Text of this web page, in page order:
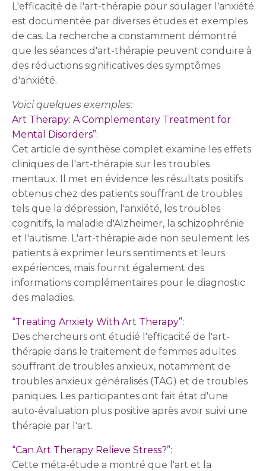
L'efficacité de l'art-thérapie pour soulager l'anxiété
est documentée par diverses études et exemples
de cas. La recherche a constamment démontré
que les séances d'art-thérapie peuvent conduire à
des réductions significatives des symptômes
d'anxiété.
Voici quelques exemples:
Art Therapy: A Complementary Treatment for
Mental Disorders”:
Cet article de synthèse complet examine les effets
cliniques de l'art-thérapie sur les troubles
mentaux. Il met en évidence les résultats positifs
obtenus chez des patients souffrant de troubles
tels que la dépression, l'anxiété, les troubles
cognitifs, la maladie d'Alzheimer, la schizophrénie
et l'autisme. L'art-thérapie aide non seulement les
patients à exprimer leurs sentiments et leurs
expériences, mais fournit également des
informations complémentaires pour le diagnostic
des maladies.
“Treating Anxiety With Art Therapy”:
Des chercheurs ont étudié l'efficacité de l'art-
thérapie dans le traitement de femmes adultes
souffrant de troubles anxieux, notamment de
troubles anxieux généralisés (TAG) et de troubles
paniques. Les participantes ont fait état d'une
auto-évaluation plus positive après avoir suivi une
thérapie par l'art.
“Can Art Therapy Relieve Stress?”:
Cette méta-étude a montré que l'art et la